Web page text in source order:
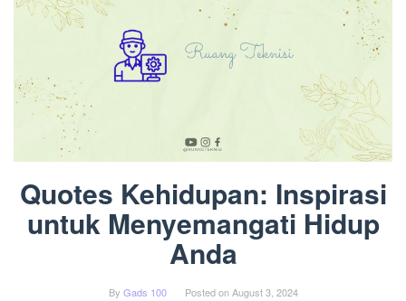
Quotes Kehidupan: Inspirasi
untuk Menyemangati Hidup
Anda
By Gads 100 Posted onAugust 3, 2024